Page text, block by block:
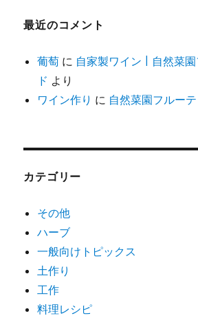
最近のコメント
葡萄 に 自家製ワイン | 自然菜
ド より
ワイン作り に 自然菜園フルー
カテゴリー
その他
ハーブ
一般向けトピックス
土作り
工作
料理レシピ